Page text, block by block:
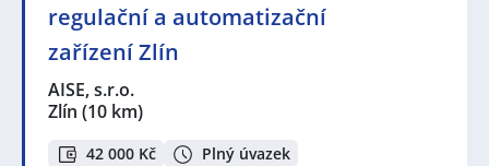
regulační a automatizační
zařízení Zlín
AISE, s.r.o.
Zlín (10 km)
42 000 Kč
Plný úvazek